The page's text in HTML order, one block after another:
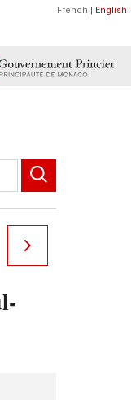
French | English